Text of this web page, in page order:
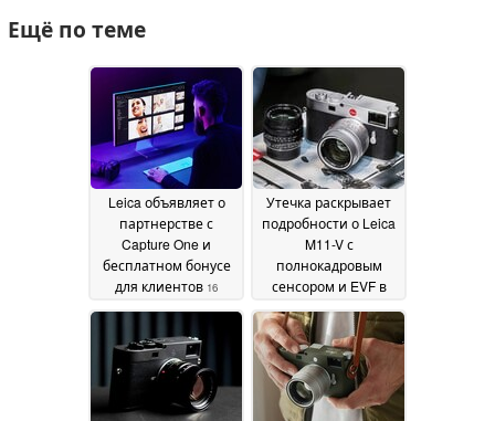
Ещё по теме
Leica объявляет о
партнерстве с
Capture One и
бесплатном бонусе
для клиентов 16
December 2025
Утечка раскрывает
подробности о Leica
M11-V с
полнокадровым
сенсором и EVF в
компактном корпусе,
а также намекает на
более низкую цену 26
August 2025